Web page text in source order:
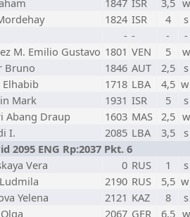
1847 ISR 3,5
1824 ISR 4
- - -
-
M. Emilio Gustavo 1801 VEN 5
Bruno 1846 AUT 2,5
1718 LBA 4,5
Mark 1931 ISR 5
Abang Draup 1603 MAS 2,5
I. 2085 LBA 3,5
ENG Rp:2037 Pkt. 6
Vera 0 RUS 1
2190 RUS 5,5
Yelena 2121 KAZ 8
2067 GER 6,5